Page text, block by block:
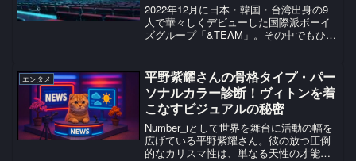
2022年12月に日本・韓国・台湾出身の9
人で華々しくデビューした国際派ボーイ
ズグループ「&TEAM」。その中でもひと
ア）について、初心者の方にもわかりや
すく魅力を...
エンタメ
平野紫耀さんの骨格タイプ・パー
ソナルカラー診断！ヴィトンを着
こなすビジュアルの秘密
Number_iとして世界を舞台に活動の幅を
広げている平野紫耀さん。彼の放つ圧倒
的なカリスマ性は、単なる天性の才能だ